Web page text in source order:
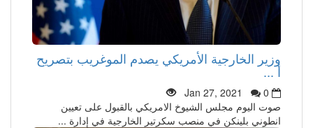
وزير الخارجية الأمريكي يصدم الموغريب بتصريح
أ ...
Jan 27, 2021
0
صوت اليوم مجلس الشيوخ الامريكي بالقبول على تعيين
انطوني بلينكن في منصب سكرتير الخارجية في إدارة ...